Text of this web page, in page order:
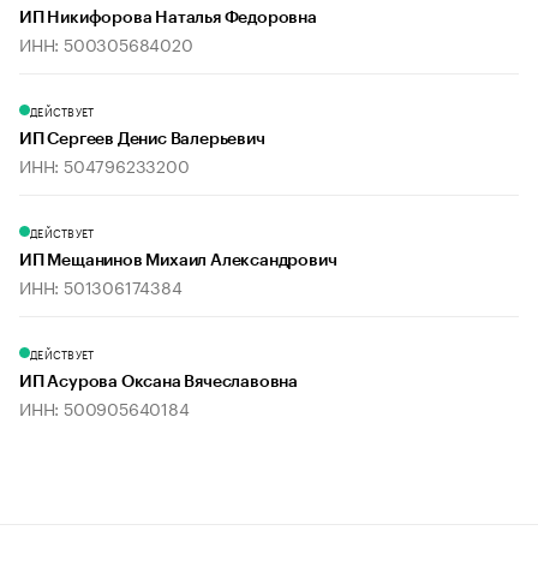
ИП Никифорова Наталья Федоровна
ИНН: 500305684020
ДЕЙСТВУЕТ
ИП Сергеев Денис Валерьевич
ИНН: 504796233200
ДЕЙСТВУЕТ
ИП Мещанинов Михаил Александрович
ИНН: 501306174384
ДЕЙСТВУЕТ
ИП Асурова Оксана Вячеславовна
ИНН: 500905640184